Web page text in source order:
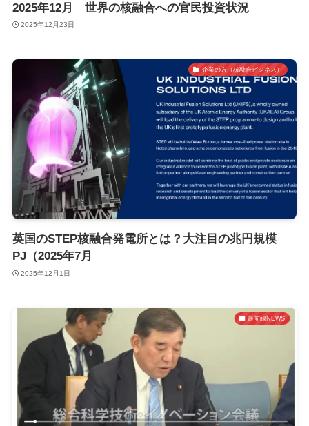
2025年12月 世界の核融合への官民投資状況
2025年12月23日
企業の方（核融合ビジネス）
英国のSTEP核融合発電所とは？大注目の兆円規模
PJ（2025年7月
2025年12月1日
最前線NEWS